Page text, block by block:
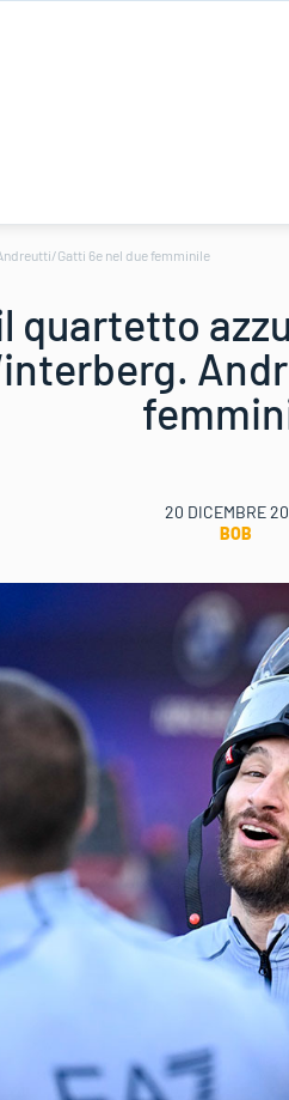
Gatti 6e nel due femminile
quartetto
20 DICEMBRE
BOB